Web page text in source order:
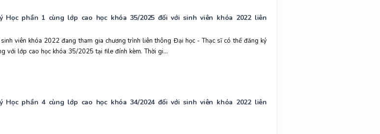
Học phần 1 cùng lớp cao học khóa 35/2025 đối với sinh viên khóa 2022 liên
viên khóa 2022 đang tham gia chương trình liên thông Đại học - Thạc sĩ có thể đăng ký
với lớp cao học khóa 35/2025 tại file đính kèm. Thời gi...
Học phần 4 cùng lớp cao học khóa 34/2024 đối với sinh viên khóa 2022 liên